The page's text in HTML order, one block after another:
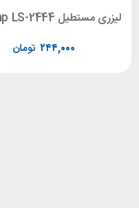
تومان ۲۴۴,۰۰۰